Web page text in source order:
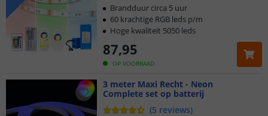
OP VOORRAAD
87,95
Brandduur circa 5 uur
60 krachtige RGB leds p/m
Hoge kwaliteit 5050 leds
3 meter Maxi Recht - Neon
Complete set op batterij
(5 reviews)